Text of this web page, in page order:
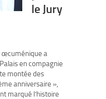
le Jury
œcuménique a
en compagnie
montée des
anniversaire »,
marqué l’histoire